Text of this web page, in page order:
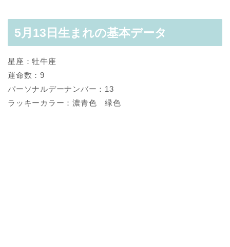
5月13日生まれの基本データ
星座：牡牛座
運命数：9
パーソナルデーナンバー：13
ラッキーカラー：濃青色 緑色